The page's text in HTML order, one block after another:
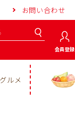
お問い合わせ
会員登録
ルメ